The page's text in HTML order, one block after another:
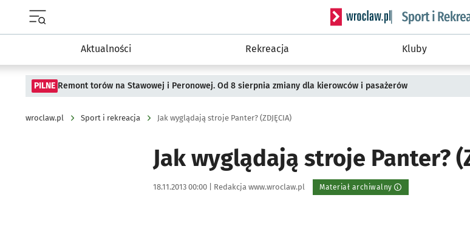
Serwis informacyjny wroclaw.pl
Aktualności Rekreacja Kluby
PILNE Remont torów na Stawowej i Peronowej. Od 8 sierpnia zmiany dla kierowców i pasażerów
wroclaw.pl Sport i rekreacja Jak wyglądają stroje Panter? (ZDJĘCIA)
Jak wyglądają stroje Panter?
Data publikacji:
18.11.2013 00:00 | Autor:
Redakcja www.wroclaw.pl Materiał archiwalny